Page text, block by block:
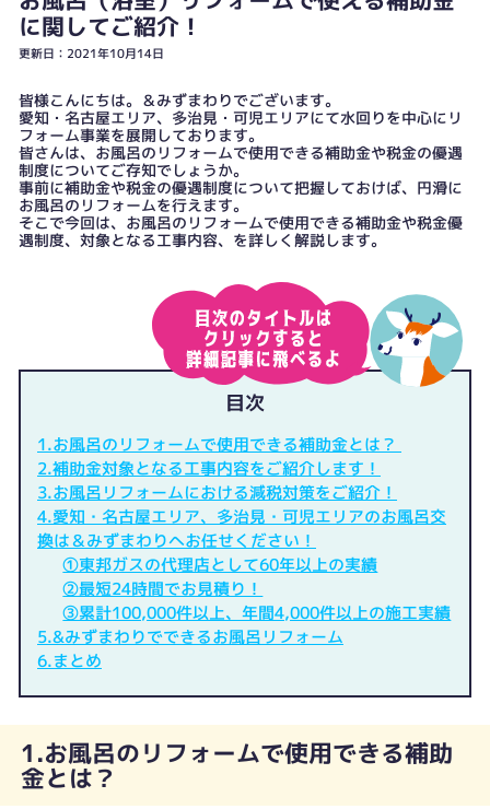
に関してご紹介！
更新日：2021年10月14日
皆様こんにちは。＆みずまわりでございます。
愛知・名古屋エリア、多治見・可児エリアにて水回りを中心にリ
フォーム事業を展開しております。
皆さんは、お風呂のリフォームで使用できる補助金や税金の優遇
制度についてご存知でしょうか。
事前に補助金や税金の優遇制度について把握しておけば、円滑に
お風呂のリフォームを行えます。
そこで今回は、お風呂のリフォームで使用できる補助金や税金優
遇制度、対象となる工事内容、を詳しく解説します。
目次
1.お風呂のリフォームで使用できる補助金とは？
2.補助金対象となる工事内容をご紹介します！
3.お風呂リフォームにおける減税対策をご紹介！
4.愛知・名古屋エリア、多治見・可児エリアのお風呂交
換は＆みずまわりへお任せください！
①東邦ガスの代理店として60年以上の実績
②最短24時間でお見積り！
③累計100,000件以上、年間4,000件以上の施工実績
5.&みずまわりでできるお風呂リフォーム
6.まとめ
1.お風呂のリフォームで使用できる補助
金とは？